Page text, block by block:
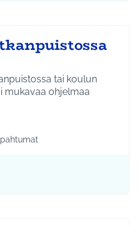
tai koulun
mukavaa ohjelmaa
Riihikallio
mukaan: Kulttuuri ja